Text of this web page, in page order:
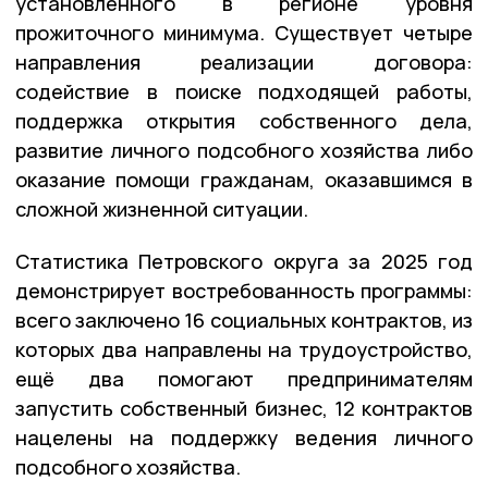
прожиточного минимума. Существует четыре
направления реализации договора:
содействие в поиске подходящей работы,
поддержка открытия собственного дела,
развитие личного подсобного хозяйства либо
оказание помощи гражданам, оказавшимся в
сложной жизненной ситуации.
Статистика Петровского округа за 2025 год
демонстрирует востребованность программы:
всего заключено 16 социальных контрактов, из
которых два направлены на трудоустройство,
ещё два помогают предпринимателям
запустить собственный бизнес, 12 контрактов
нацелены на поддержку ведения личного
подсобного хозяйства.